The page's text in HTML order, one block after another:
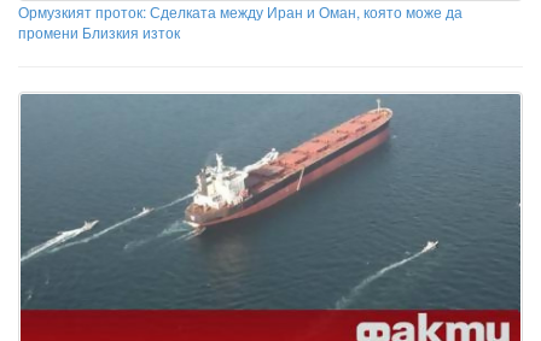
Ормузкият проток: Сделката между Иран и Оман, която може да
промени Близкия изток